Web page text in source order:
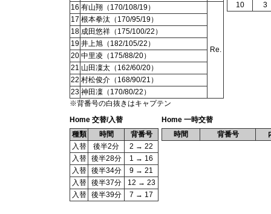
16 有山翔（170/108/19）
Re.
17 根本拳汰（170/95/19）
18 成田悠祥（175/100/22）
19 井上旭（182/105/22）
20 中里凌（175/88/20）
21 山田凜太（162/60/20）
22 村松俊介（168/90/21）
23 神田凜（170/80/22）
※背番号の白抜きはキャプテン
10
3
Home 交替/入替
種類
時間
背番号
入替
後半2分
2 → 22
入替
後半28分
1 → 16
入替
後半34分
9 → 21
入替
後半37分
12 → 23
入替
後半39分 7 → 17
Home 一時交替
時間
背番号